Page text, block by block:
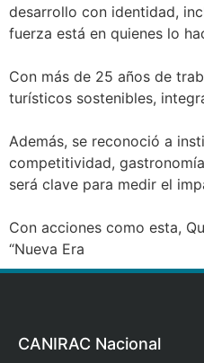
desarrollo con identidad,
fuerza está en quienes lo
Con más de 25 años de
turísticos sostenibles,
Además, se reconoció a
competitividad,
será clave para medir el
Con acciones como esta,
“Nueva Era
CANIRAC Nacional